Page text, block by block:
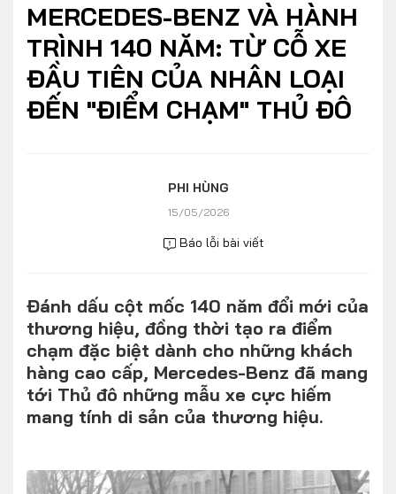
THỊ TRƯỜNG XE
Chính sách
DOANH NGHIỆP
Thương hiệu
Album ảnh
Video
TRA CỨU XE
MERCEDES-BENZ VÀ HÀNH
TRÌNH 140 NĂM: TỪ CỖ XE
ĐẦU TIÊN CỦA NHÂN LOẠI
ĐẾN "ĐIỂM CHẠM" THỦ ĐÔ
PHI HÙNG
15/05/2026
Báo lỗi bài viết
Đánh dấu cột mốc 140 năm đổi mới của
thương hiệu, đồng thời tạo ra điểm
chạm đặc biệt dành cho những khách
hàng cao cấp, Mercedes-Benz đã mang
tới Thủ đô những mẫu xe cực hiếm
mang tính di sản của thương hiệu.